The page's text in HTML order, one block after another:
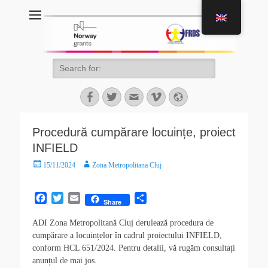
Pata 2.0 Project
Asociaţia de Dezvoltare Intercomunitară Zona Metropolitană Cluj
Procedură cumpărare locuințe, proiect
INFIELD
15/11/2024 Zona Metropolitana Cluj
c
e
b
o
i
t
t
e
E
a
i
l
Share
a
r
e
ADI Zona Metropolitană Cluj derulează procedura de
cumpărare a locuințelor în cadrul proiectului INFIELD,
conform HCL 651/2024. Pentru detalii, vă rugăm consultați
anunțul de mai jos.